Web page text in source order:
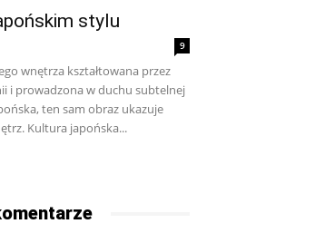
stylu
9
wnętrza kształtowana przez
i prowadzona w duchu subtelnej
ten sam obraz ukazuje
Kultura japońska...